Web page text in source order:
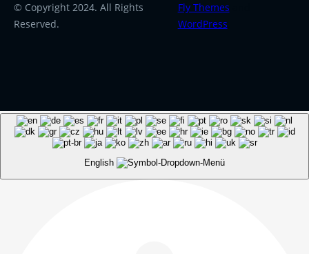
© Copyright 2024. All Rights
Reserved.
Fly Themes
WordPress
English